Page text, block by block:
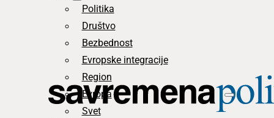
Politika
Društvo
Bezbednost
Evropske integracije
Region
Evropa
Svet